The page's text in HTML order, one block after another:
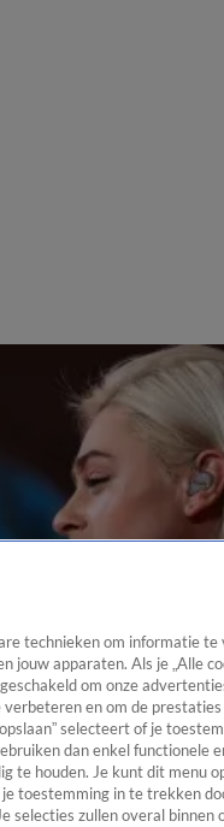
technieken om informatie te
jouw apparaten. Als je „Alle
om onze
en om de
selecteert of je
dan enkel functionele
te houden. Je kunt dit menu
toestemming in te trekken
selecties zullen overal binnen